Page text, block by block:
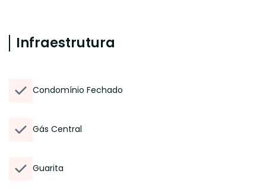
Infraestrutura
Condomínio Fechado
Gás Central
Guarita